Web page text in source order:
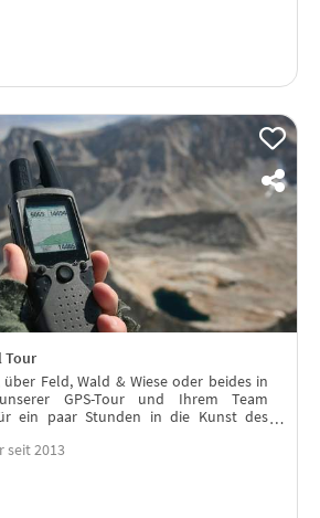
Tour
Feld, Wald & Wiese oder beides in
GPS-Tour und Ihrem Team
ein paar Stunden in die Kunst des
seit 2013